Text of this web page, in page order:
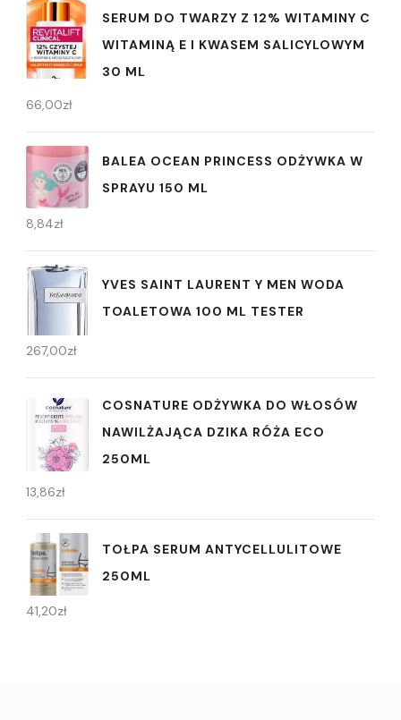
SERUM DO TWARZY Z 12% WITAMINY C
WITAMINĄ E I KWASEM SALICYLOWYM
30 ML
66,00zł
BALEA OCEAN PRINCESS ODŻYWKA W
SPRAYU 150 ML
8,84zł
YVES SAINT LAURENT Y MEN WODA
TOALETOWA 100 ML TESTER
267,00zł
COSNATURE ODŻYWKA DO WŁOSÓW
NAWILŻAJĄCA DZIKA RÓŻA ECO
250ML
13,86zł
TOŁPA SERUM ANTYCELLULITOWE
250ML
41,20zł